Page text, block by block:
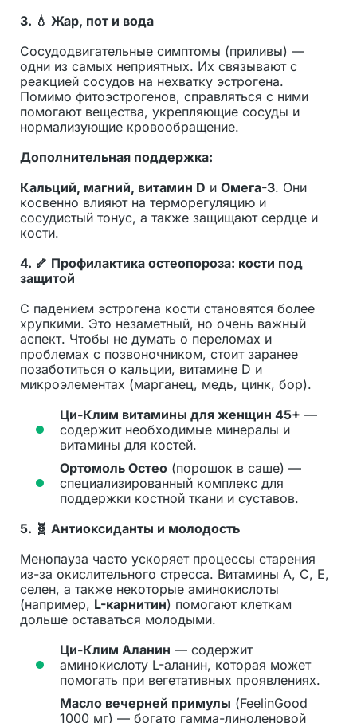
3. 💧 Жар, пот и вода
Сосудодвигательные симптомы (приливы) —
одни из самых неприятных. Их связывают с
реакцией сосудов на нехватку эстрогена.
Помимо фитоэстрогенов, справляться с ними
помогают вещества, укрепляющие сосуды и
нормализующие кровообращение.
Дополнительная поддержка:
Кальций, магний, витамин D и Омега-3. Они
косвенно влияют на терморегуляцию и
сосудистый тонус, а также защищают сердце и
кости.
4. 🦴 Профилактика остеопороза: кости под
защитой
С падением эстрогена кости становятся более
хрупкими. Это незаметный, но очень важный
аспект. Чтобы не думать о переломах и
проблемах с позвоночником, стоит заранее
позаботиться о кальции, витамине D и
микроэлементах (марганец, медь, цинк, бор).
Ци-Клим витамины для женщин 45+ —
содержит необходимые минералы и
витамины для костей.
Ортомоль Остео (порошок в саше) —
специализированный комплекс для
поддержки костной ткани и суставов.
5. 🧬 Антиоксиданты и молодость
Менопауза часто ускоряет процессы старения
из-за окислительного стресса. Витамины A, C, E,
селен, а также некоторые аминокислоты
(например, L-карнитин) помогают клеткам
дольше оставаться молодыми.
Ци-Клим Аланин — содержит
аминокислоту L-аланин, которая может
помогать при вегетативных проявлениях.
Масло вечерней примулы (FeelinGood
1000 мг) — богато гамма-линоленовой